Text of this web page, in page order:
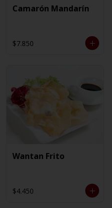
Camarón Mandarín
$7.850
Wantan Frito
$4.450